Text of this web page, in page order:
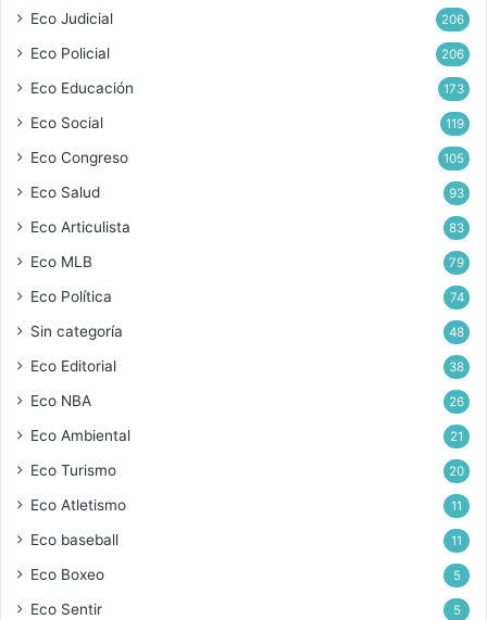
Eco Judicial 206
Eco Policial 206
Eco Educación 173
Eco Social 119
Eco Congreso 105
Eco Salud 93
Eco Articulista 83
Eco MLB 79
Eco Política 74
Sin categoría 48
Eco Editorial 38
Eco NBA 26
Eco Ambiental 21
Eco Turismo 20
Eco Atletismo 11
Eco baseball 11
Eco Boxeo 5
Eco Sentir 5